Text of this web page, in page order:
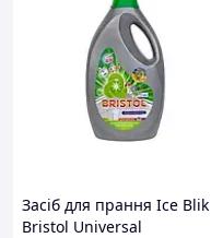
Засіб для прання Ice Blik
Bristol Universal